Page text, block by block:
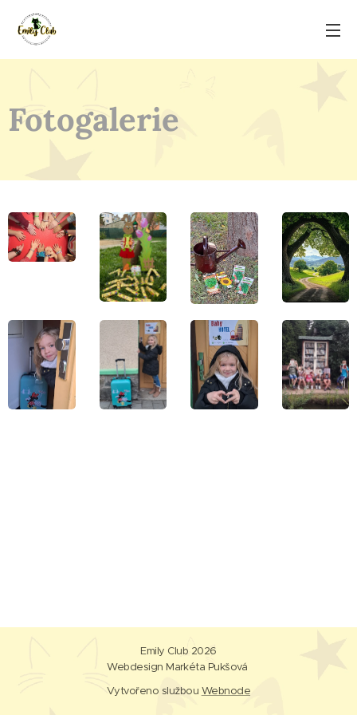
Fotogalerie
Emily Club 2026
Webdesign Markéta Pukšová
Vytvořeno službou Webnode